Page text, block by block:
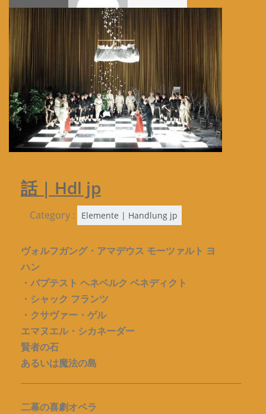
話 | Hdl jp
Category : Elemente | Handlung jp
ヴォルフガング・アマデウス モーツァルト ヨ
ハン
・バプテスト ヘネベルク ベネディクト
・シャック フランツ
・クサヴァー・ゲル
エマヌエル・シカネーダー
賢者の石
あるいは魔法の島
二幕の喜劇オペラ